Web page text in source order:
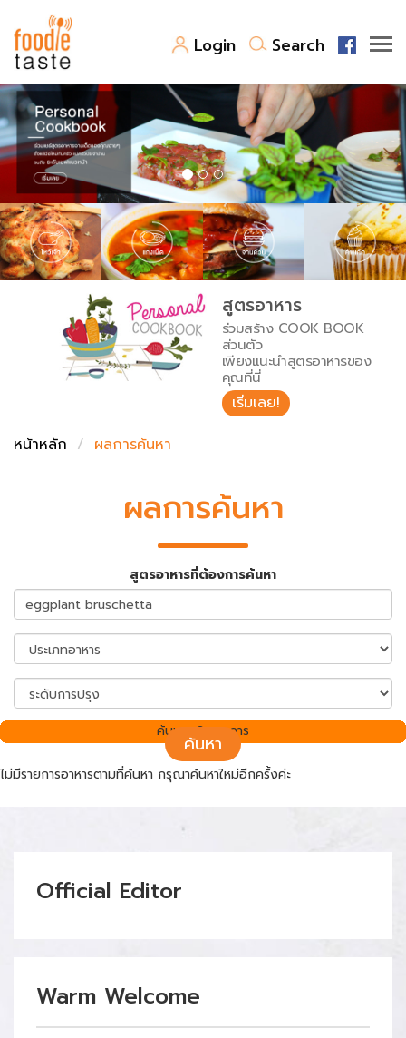
Login Search
สูตรอาหาร
สูตรอาหารล่าสุด
Top Foodie
พาไปชิม
สารพันก้นครัว
เคล็ดลับน่ารู้
เปรียบเทียบหน่วยการตวง
เปรียบเทียบอุณหภูมิ
เปรียบเทียบน้ำหนักวัตถุดิบ
FoodPedia
สร้าง Cookbook
สูตรอาหาร
ร่วมสร้าง COOK BOOK
ส่วนตัว
เพียงแนะนำสูตรอาหารของ
คุณที่นี่
เริ่มเลย!
หน้าหลัก
ผลการค้นหา
ผลการค้นหา
สูตรอาหารที่ต้องการค้นหา
ค้นหา
ไม่มีรายการอาหารตามที่ค้นหา กรุณาค้นหาใหม่อีกครั้งค่ะ
ค้นพบ 0 รายการ
Official Editor
Warm Welcome